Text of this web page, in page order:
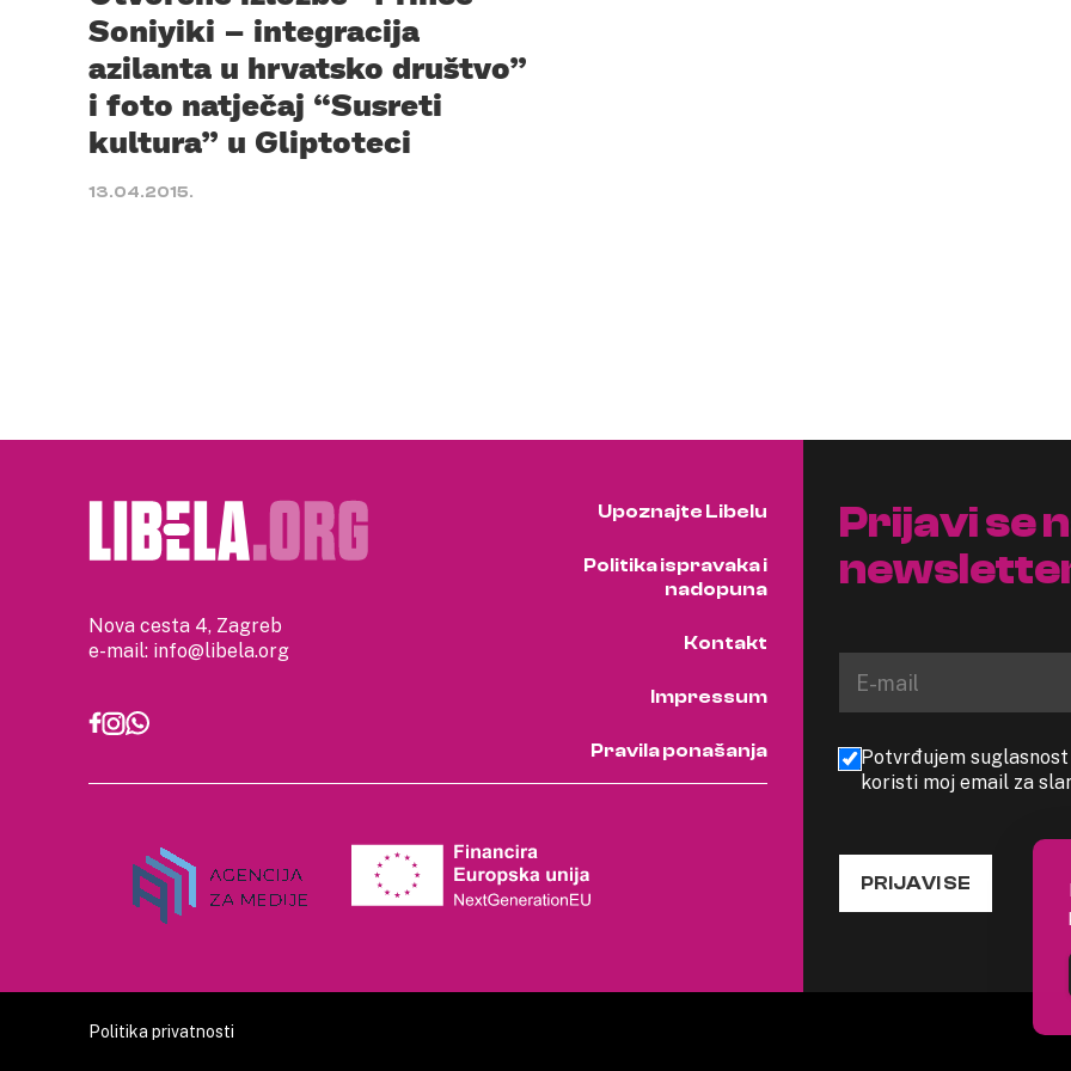
Soniyiki – integracija
azilanta u hrvatsko društvo”
i foto natječaj “Susreti
kultura” u Gliptoteci
13.04.2015.
Nova cesta 4, Zagreb
e-mail: info@libela.org
Upoznajte Libelu
Politika ispravaka i
nadopuna
Kontakt
Impressum
Pravila ponašanja
Prijavi se
Potvrđujem
koristi moj email za
PRIJAVI SE
Politika privatnosti